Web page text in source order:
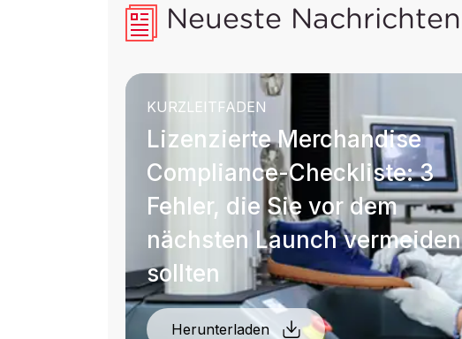
Neueste Nachrichten
KURZLEITFADEN
Lizenzierte Merchandise
Compliance-Checkliste: 3
Fehler, die Sie vor dem
nächsten Launch vermeiden
sollten
Herunterladen